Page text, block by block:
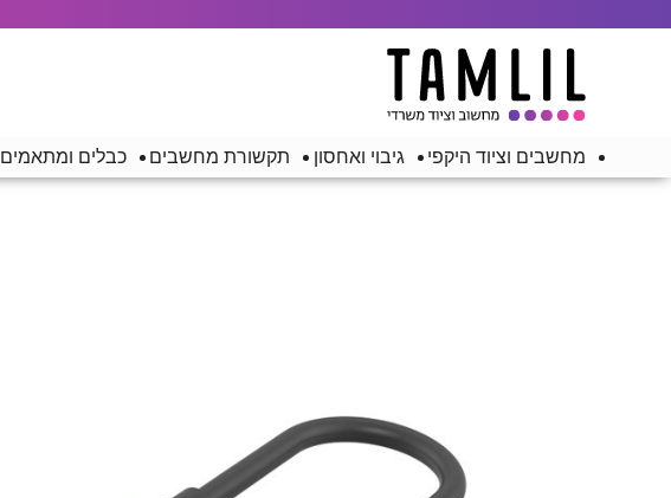
מחשבים וציוד היקפי גיבוי ואחסון תקשורת מחשבים כבלים ומתאמים